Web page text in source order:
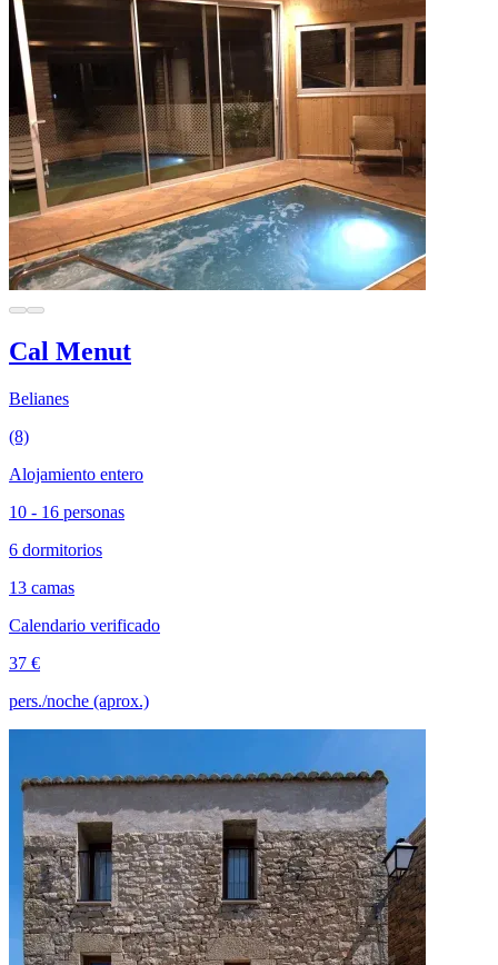
Cal Menut
Belianes
(8)
Alojamiento entero
10 - 16 personas
6 dormitorios
13 camas
Calendario verificado
37 €
pers./noche (aprox.)